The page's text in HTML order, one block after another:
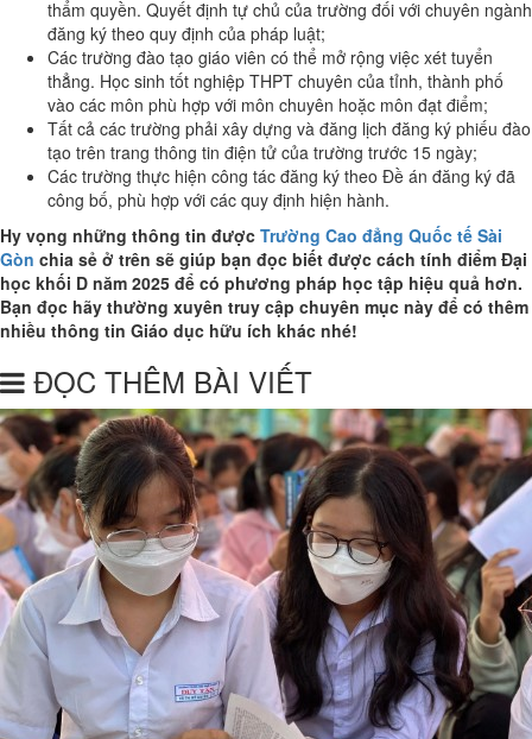
thẩm quyền. Quyết định tự chủ của trường đối với chuyên ngành
đăng ký theo quy định của pháp luật;
Các trường đào tạo giáo viên có thể mở rộng việc xét tuyển
thẳng. Học sinh tốt nghiệp THPT chuyên của tỉnh, thành phố
vào các môn phù hợp với môn chuyên hoặc môn đạt điểm;
Tất cả các trường phải xây dựng và đăng lịch đăng ký phiếu đào
tạo trên trang thông tin điện tử của trường trước 15 ngày;
Các trường thực hiện công tác đăng ký theo Đề án đăng ký đã
công bố, phù hợp với các quy định hiện hành.
Hy vọng những thông tin được Trường Cao đẳng Quốc tế Sài
Gòn chia sẻ ở trên sẽ giúp bạn đọc biết được cách tính điểm Đại
học khối D năm 2025 để có phương pháp học tập hiệu quả hơn.
Bạn đọc hãy thường xuyên truy cập chuyên mục này để có thêm
nhiều thông tin Giáo dục hữu ích khác nhé!
ĐỌC THÊM BÀI VIẾT